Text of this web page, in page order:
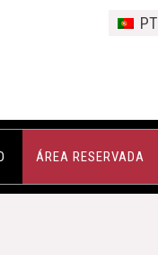
PT
ÁREA RESERVADA